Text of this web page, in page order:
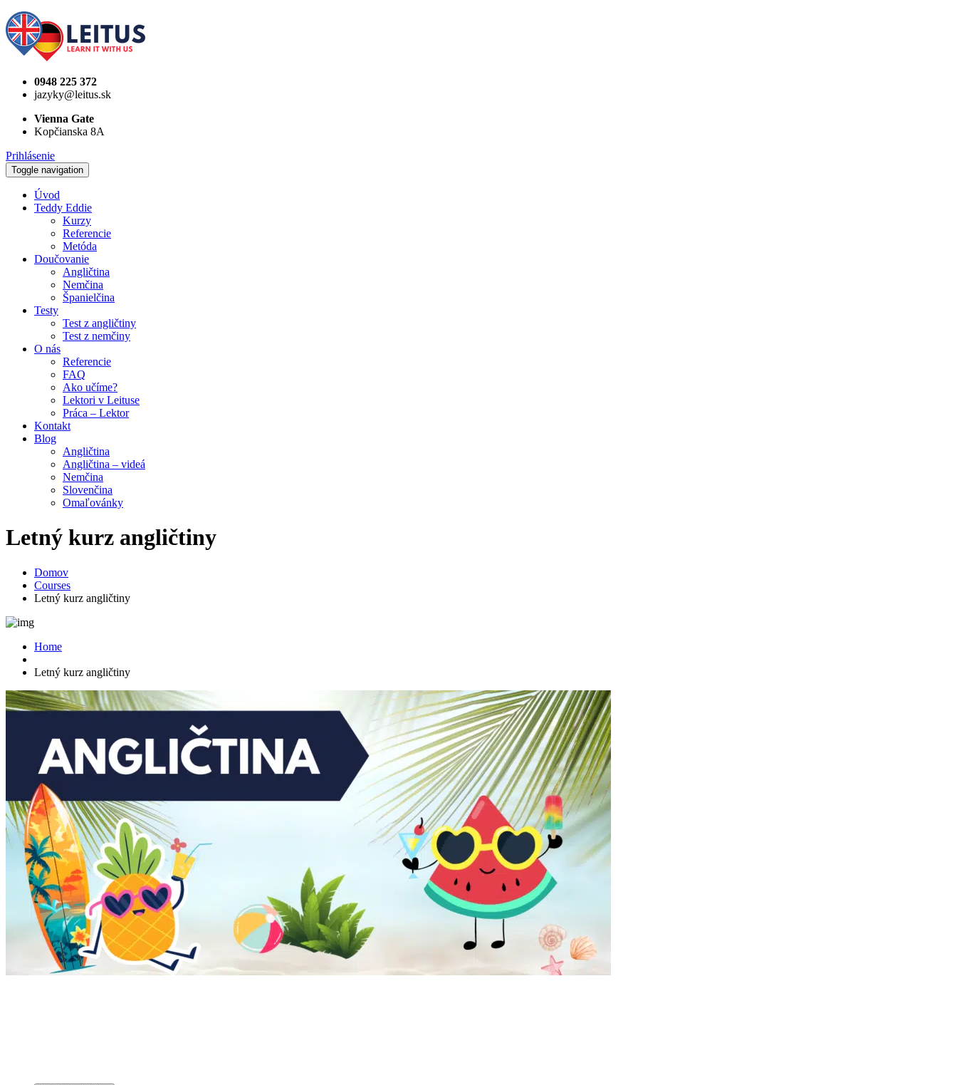
0948 225 372
jazyky@leitus.sk
Vienna Gate
Kopčianska 8A
Prihlásenie
Toggle navigation
Úvod
Teddy Eddie
Kurzy
Referencie
Metóda
Doučovanie
Angličtina
Nemčina
Španielčina
Testy
Test z angličtiny
Test z nemčiny
O nás
Referencie
FAQ
Ako učíme?
Lektori v Leituse
Práca – Lektor
Kontakt
Blog
Angličtina
Angličtina – videá
Nemčina
Slovenčina
Omaľovánky
Letný kurz angličtiny
Domov
Courses
Letný kurz angličtiny
Home
Letný kurz angličtiny